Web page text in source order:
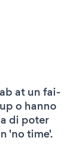
at un fai-
o hanno
di poter
'no time'.